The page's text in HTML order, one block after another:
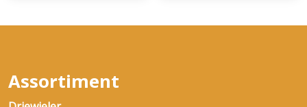
Assortiment